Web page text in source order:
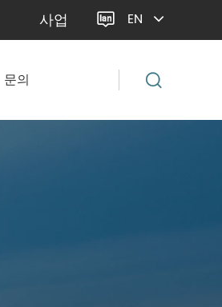
사업  EN
문의